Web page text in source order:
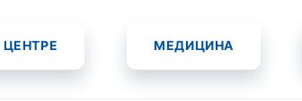
ЦЕНТРЕ МЕДИЦИНА